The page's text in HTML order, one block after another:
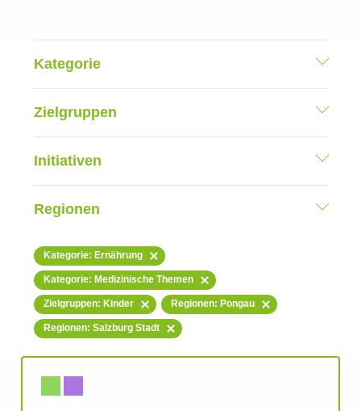
Kategorie
Zielgruppen
Initiativen
Regionen
Kategorie: Ernährung
Kategorie: Medizinische Themen
Zielgruppen: Kinder Regionen: Pongau
Regionen: Salzburg Stadt